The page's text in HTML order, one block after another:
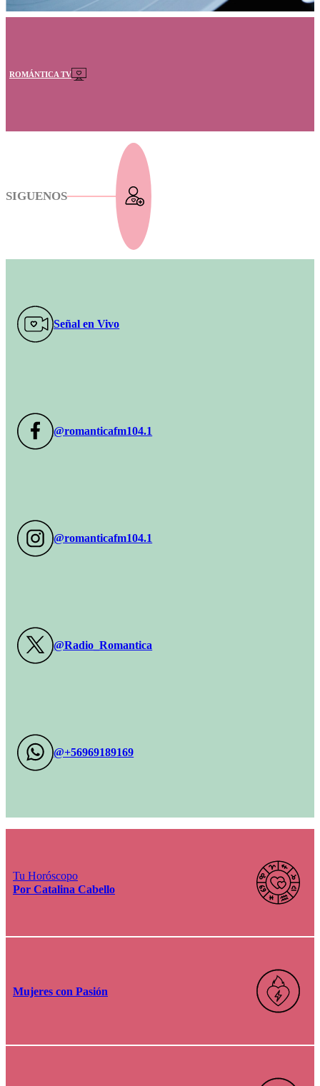
ROMÁNTICA TV
SIGUENOS
Señal en Vivo
@romanticafm104.1
@romanticafm104.1
@Radio_Romantica
@+56969189169
Tu Horóscopo
Por Catalina Cabello
Mujeres con Pasión